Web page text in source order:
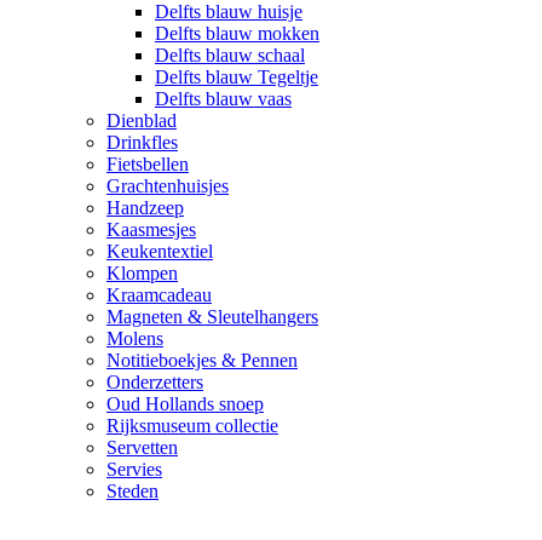
Delfts blauw huisje
Delfts blauw mokken
Delfts blauw schaal
Delfts blauw Tegeltje
Delfts blauw vaas
Dienblad
Drinkfles
Fietsbellen
Grachtenhuisjes
Handzeep
Kaasmesjes
Keukentextiel
Klompen
Kraamcadeau
Magneten & Sleutelhangers
Molens
Notitieboekjes & Pennen
Onderzetters
Oud Hollands snoep
Rijksmuseum collectie
Servetten
Servies
Steden